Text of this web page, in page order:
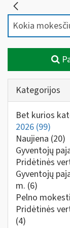
Kategorijos
Bet kurios
2026 (99)
Naujiena (20)
Gyventojų
Pridėtinės
Gyventojų
m. (6)
Pelno
Pridėtinės
(4)